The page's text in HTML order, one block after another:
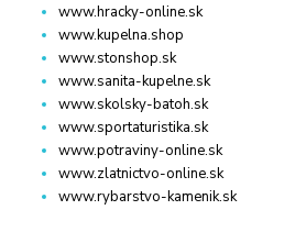
www.hracky-online.sk
www.kupelna.shop
www.stonshop.sk
www.sanita-kupelne.sk
www.skolsky-batoh.sk
www.sportaturistika.sk
www.potraviny-online.sk
www.zlatnictvo-online.sk
www.rybarstvo-kamenik.sk